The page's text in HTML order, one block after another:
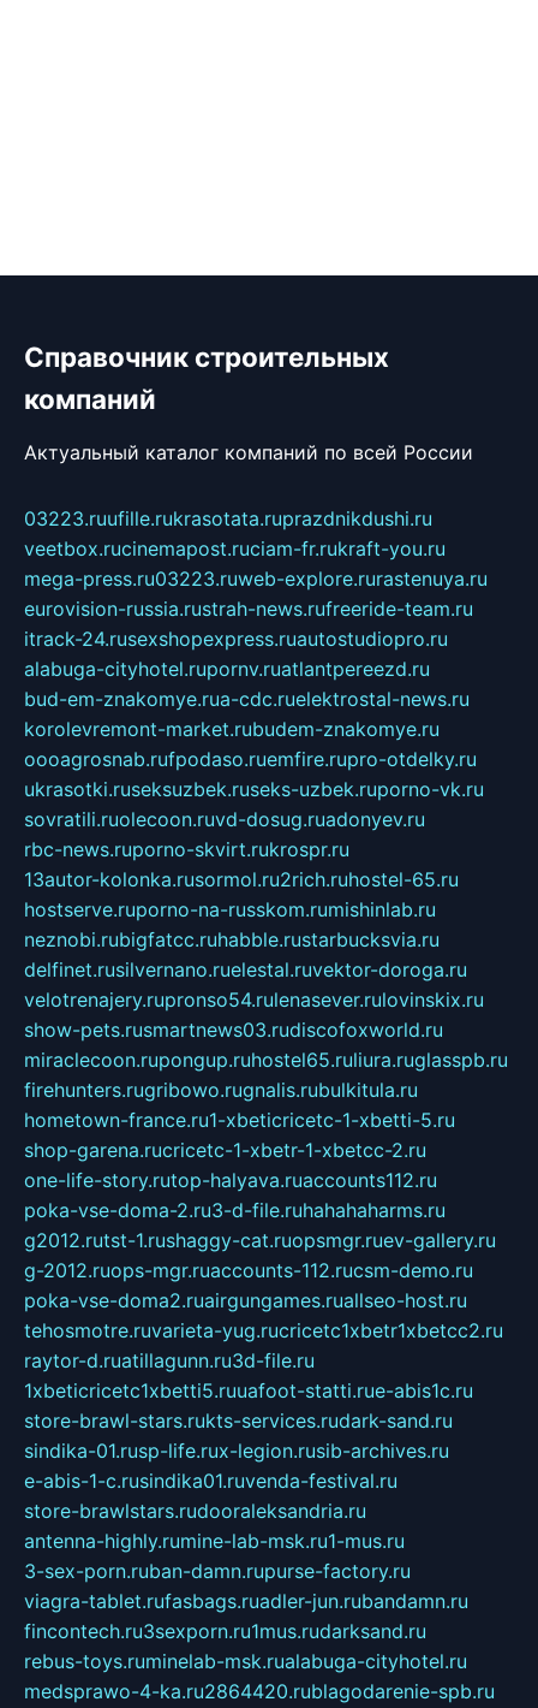
Справочник строительных
компаний
Актуальный каталог компаний по всей России
03223.ruufille.rukrasotata.ruprazdnikdushi.ru
veetbox.rucinemapost.ruciam-fr.rukraft-you.ru
mega-press.ru03223.ruweb-explore.rurastenuya.ru
eurovision-russia.rustrah-news.rufreeride-team.ru
itrack-24.rusexshopexpress.ruautostudiopro.ru
alabuga-cityhotel.rupornv.ruatlantpereezd.ru
bud-em-znakomye.rua-cdc.ruelektrostal-news.ru
korolevremont-market.rubudem-znakomye.ru
oooagrosnab.rufpodaso.ruemfire.rupro-otdelky.ru
ukrasotki.ruseksuzbek.ruseks-uzbek.ruporno-vk.ru
sovratili.ruolecoon.ruvd-dosug.ruadonyev.ru
rbc-news.ruporno-skvirt.rukrospr.ru
13autor-kolonka.rusormol.ru2rich.ruhostel-65.ru
hostserve.ruporno-na-russkom.rumishinlab.ru
neznobi.rubigfatcc.ruhabble.rustarbucksvia.ru
delfinet.rusilvernano.ruelestal.ruvektor-doroga.ru
velotrenajery.rupronso54.rulenasever.rulovinskix.ru
show-pets.rusmartnews03.rudiscofoxworld.ru
miraclecoon.rupongup.ruhostel65.ruliura.ruglasspb.ru
firehunters.rugribowo.rugnalis.rubulkitula.ru
hometown-france.ru1-xbeticricetc-1-xbetti-5.ru
shop-garena.rucricetc-1-xbetr-1-xbetcc-2.ru
one-life-story.rutop-halyava.ruaccounts112.ru
poka-vse-doma-2.ru3-d-file.ruhahahaharms.ru
g2012.rutst-1.rushaggy-cat.ruopsmgr.ruev-gallery.ru
g-2012.ruops-mgr.ruaccounts-112.rucsm-demo.ru
poka-vse-doma2.ruairgungames.ruallseo-host.ru
tehosmotre.ruvarieta-yug.rucricetc1xbetr1xbetcc2.ru
raytor-d.ruatillagunn.ru3d-file.ru
1xbeticricetc1xbetti5.ruuafoot-statti.rue-abis1c.ru
store-brawl-stars.rukts-services.rudark-sand.ru
sindika-01.rusp-life.rux-legion.rusib-archives.ru
e-abis-1-c.rusindika01.ruvenda-festival.ru
store-brawlstars.rudooraleksandria.ru
antenna-highly.rumine-lab-msk.ru1-mus.ru
3-sex-porn.ruban-damn.rupurse-factory.ru
viagra-tablet.rufasbags.ruadler-jun.rubandamn.ru
fincontech.ru3sexporn.ru1mus.rudarksand.ru
rebus-toys.ruminelab-msk.rualabuga-cityhotel.ru
medsprawo-4-ka.ru2864420.rublagodarenie-spb.ru